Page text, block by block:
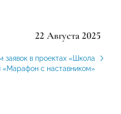
22 Августа 2025
заявок в проектах «Школа
«Марафон с наставником»